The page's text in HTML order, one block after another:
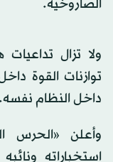
الصاروخية.
ولا تزال
توازنات القوة
داخل النظام نفسه.
وأعلن «الحرس